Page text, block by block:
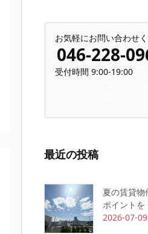
お気軽にお問い合わせく
046-228-
受付時間 9:00-19:00
最近の投稿
夏の賃貸
ポイントを
2026-07-09